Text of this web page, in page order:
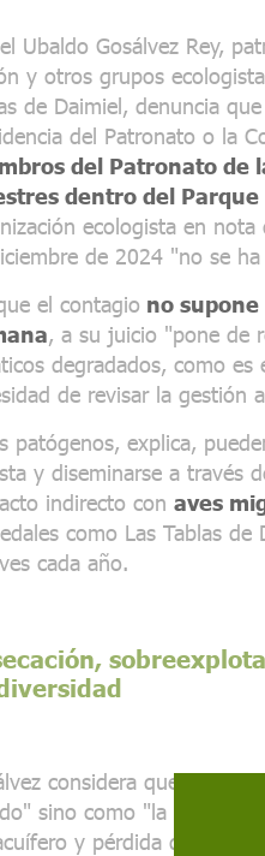
Ubaldo Gosálvez Rey,
y otros grupos
de Daimiel, denuncia
del Patronato o la
del Patronato de
dentro del
ecologista en
de 2024 "no se
el contagio no
, a su juicio "pone de
degradados, como es
de revisar la gestión
patógenos, explica,
y diseminarse a través
indirecto con aves
como Las Tablas
cada año.
considera que este
sino como "la
y pérdida de